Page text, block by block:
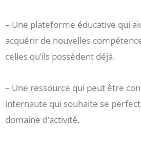
– Une plateforme éducative qui
acquérir de nouvelles
celles qu’ils possèdent déjà.
– Une ressource qui peut être
internaute qui souhaite se
domaine d’activité.